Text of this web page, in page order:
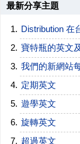
最新分享主題
Distribution 在
寶特瓶的英文
我們的新網站
定期英文
遊學英文
旋轉英文
超過英文